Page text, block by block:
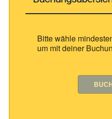
Bitte wähle
um mit deiner